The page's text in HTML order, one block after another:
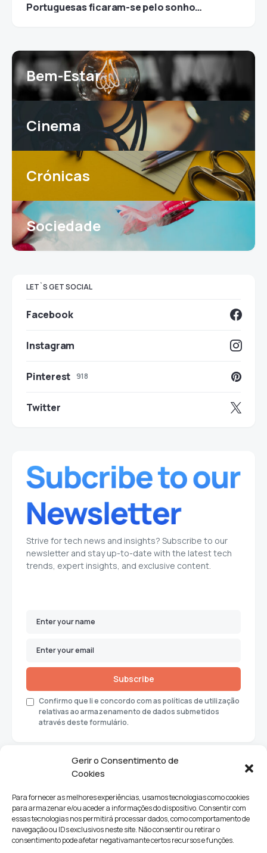
Gerir o Consentimento de
Cookies
Para fornecer as melhores experiências, usamos tecnologias como cookies
para armazenar e/ou aceder a informações do dispositivo. Consentir com
essas tecnologias nos permitirá processar dados, como comportamento de
navegação ou IDs exclusivos neste site. Não consentir ou retirar o
consentimento pode afetar negativamante certos recursos e funções.
Portuguesas ficaram-se pelo sonho…
Bem-Estar
Cinema
Crónicas
Sociedade
LET`S GET SOCIAL
Facebook
Instagram
Pinterest 918
Twitter
Strive for tech news and insights? Subscribe to our
newsletter and stay up-to-date with the latest tech
trends, expert insights, and exclusive content.
Subscribe
Confirmo que li e concordo com as políticas de utilização
relativas ao armazenamento de dados submetidos
através deste formulário.